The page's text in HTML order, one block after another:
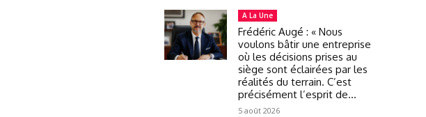
A La Une
Frédéric Augé : « Nous
voulons bâtir une entreprise
où les décisions prises au
siège sont éclairées par les
réalités du terrain. C’est
précisément l’esprit de...
5 août 2026